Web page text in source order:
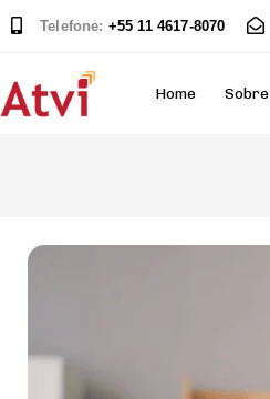
Telefone: +55 11 4617-8070
Home Sobre